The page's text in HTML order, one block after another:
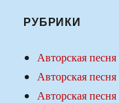
РУБРИКИ
Авторская
Авторская
Авторская